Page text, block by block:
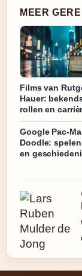
MEER
Films van
Hauer:
rollen en
Google Pac-
Doodle:
en